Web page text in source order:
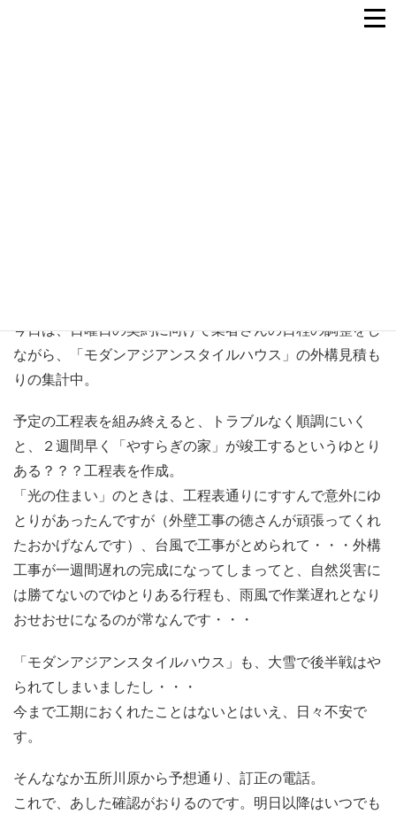
今日は、日曜日の契約に向けて業者さんの日程の調整をし
ながら、「モダンアジアンスタイルハウス」の外構見積も
りの集計中。
予定の工程表を組み終えると、トラブルなく順調にいく
と、２週間早く「やすらぎの家」が竣工するというゆとり
ある？？？工程表を作成。
「光の住まい」のときは、工程表通りにすすんで意外にゆ
とりがあったんですが（外壁工事の徳さんが頑張ってくれ
たおかげなんです）、台風で工事がとめられて・・・外構
工事が一週間遅れの完成になってしまってと、自然災害に
は勝てないのでゆとりある行程も、雨風で作業遅れとなり
おせおせになるのが常なんです・・・
「モダンアジアンスタイルハウス」も、大雪で後半戦はや
られてしまいましたし・・・
今まで工期におくれたことはないとはいえ、日々不安で
す。
そんななか五所川原から予想通り、訂正の電話。
これで、あした確認がおりるのです。明日以降はいつでも